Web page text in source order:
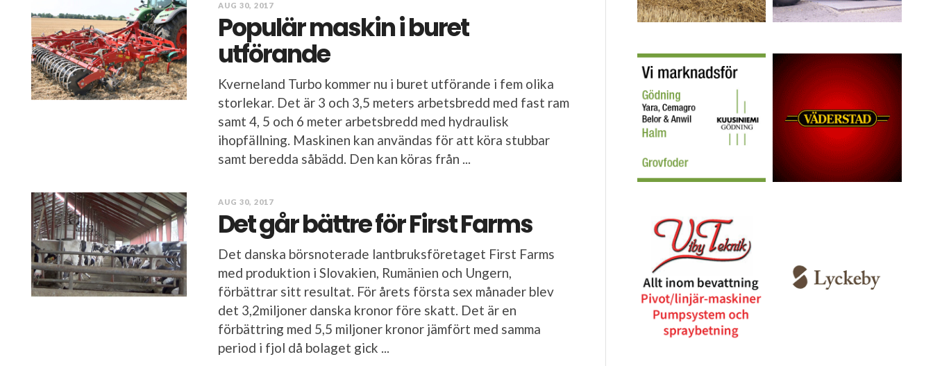
AUG 30, 2017
Populär maskin i buret
utförande
Kverneland Turbo kommer nu i buret utförande i fem olika
storlekar. Det är 3 och 3,5 meters arbetsbredd med fast ram
samt 4, 5 och 6 meter arbetsbredd med hydraulisk
ihopfällning. Maskinen kan användas för att köra stubbar
samt beredda såbädd. Den kan köras från ...
AUG 30, 2017
Det går bättre för First Farms
Det danska börsnoterade lantbruksföretaget First Farms
med produktion i Slovakien, Rumänien och Ungern,
förbättrar sitt resultat. För årets första sex månader blev
det 3,2miljoner danska kronor före skatt. Det är en
förbättring med 5,5 miljoner kronor jämfört med samma
period i fjol då bolaget gick ...